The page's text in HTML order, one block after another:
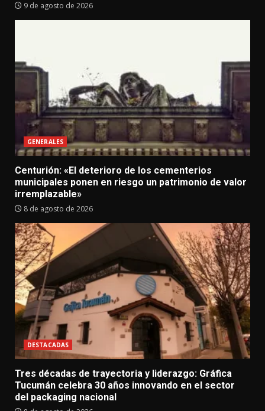
9 de agosto de 2026
GENERALES
Centurión: «El deterioro de los cementerios
municipales ponen en riesgo un patrimonio de valor
irremplazable»
8 de agosto de 2026
DESTACADAS
Tres décadas de trayectoria y liderazgo: Gráfica
Tucumán celebra 30 años innovando en el sector
del packaging nacional